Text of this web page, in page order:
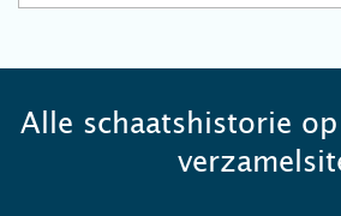
Alle schaatshistorie